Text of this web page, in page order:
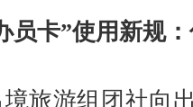
卡”使用新规：
游组团社向出